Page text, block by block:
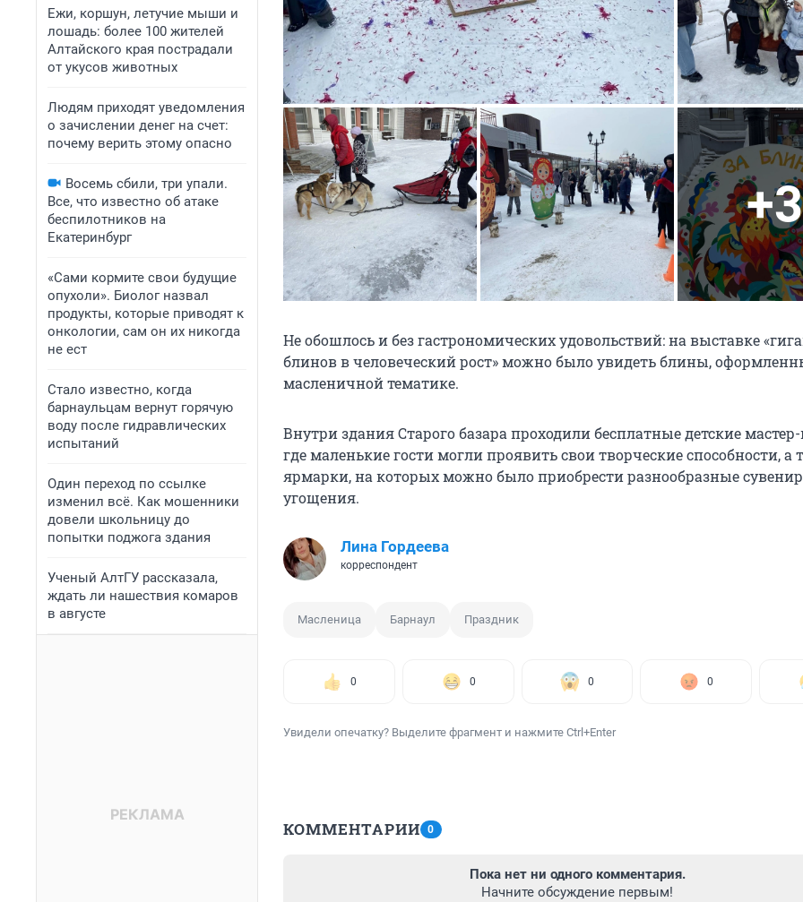
Ежи, коршун, летучие мыши и
лошадь: более 100 жителей
Алтайского края пострадали
от укусов животных
Людям приходят уведомления
о зачислении денег на счет:
почему верить этому опасно
Восемь сбили, три упали.
Все, что известно об атаке
беспилотников на
Екатеринбург
«Сами кормите свои будущие
опухоли». Биолог назвал
продукты, которые приводят к
онкологии, сам он их никогда
не ест
Стало известно, когда
барнаульцам вернут горячую
воду после гидравлических
испытаний
Один переход по ссылке
изменил всё. Как мошенники
довели школьницу до
попытки поджога здания
Ученый АлтГУ рассказала,
ждать ли нашествия комаров
в августе
+3
Не обошлось и без гастрономических удовольствий: на выставке
блинов в человеческий рост» можно было увидеть блины,
масленичной тематике.
Внутри здания Старого базара проходили бесплатные детские
где маленькие гости могли проявить свои творческие способности, а
ярмарки, на которых можно было приобрести разнообразные
угощения.
Лина Гордеева
корреспондент
Масленица Барнаул Праздник
0 0 0 0
Увидели опечатку? Выделите фрагмент и нажмите Ctrl+Enter
КОММЕНТАРИИ 0
Пока нет ни одного комментария.
Начните обсуждение первым!